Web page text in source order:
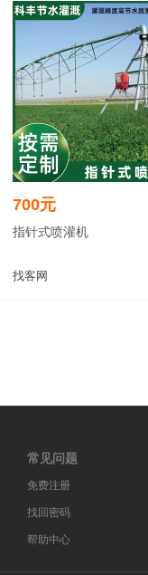
700元
指针式喷灌机
找客网
常见问题
免费注册
找回密码
帮助中心